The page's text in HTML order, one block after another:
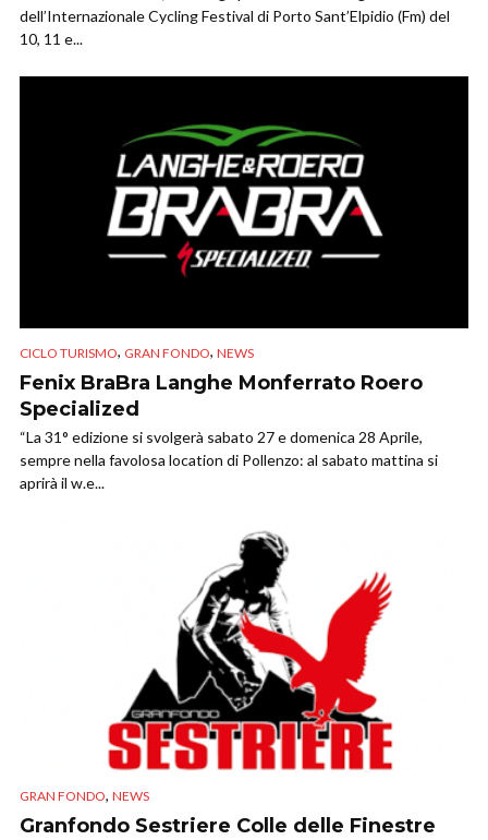
dell’Internazionale Cycling Festival di Porto Sant’Elpidio (Fm) del
10, 11 e...
CICLO TURISMO, GRAN FONDO, NEWS
Fenix BraBra Langhe Monferrato Roero
Specialized
“La 31° edizione si svolgerà sabato 27 e domenica 28 Aprile,
sempre nella favolosa location di Pollenzo: al sabato mattina si
aprirà il w.e...
GRAN FONDO, NEWS
Granfondo Sestriere Colle delle Finestre